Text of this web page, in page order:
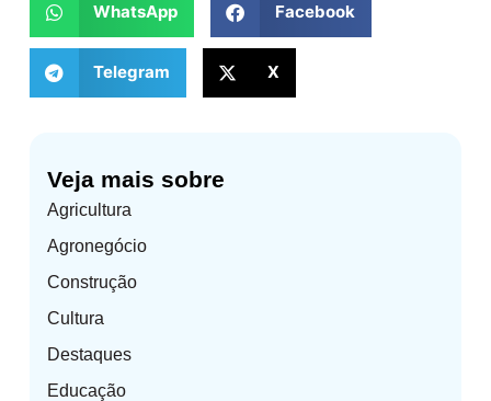
Veja mais sobre
Agricultura
Agronegócio
Construção
Cultura
Destaques
Educação
WhatsApp Facebook
Telegram X